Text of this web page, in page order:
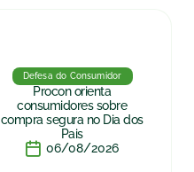
Defesa do Consumidor
Procon orienta
consumidores sobre
compra segura no Dia dos
Pais
06/08/2026